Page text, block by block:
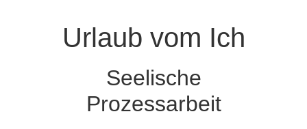
Urlaub vom Ich
Seelische
Prozessarbeit